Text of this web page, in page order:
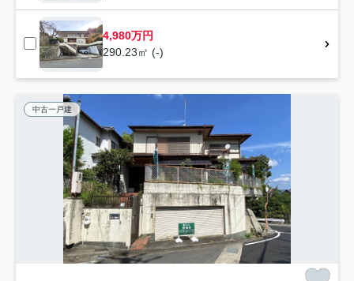
4,980万円
290.23㎡ (-)
中古一戸建